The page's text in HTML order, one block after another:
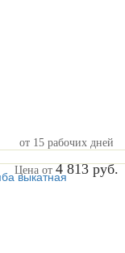
от 15 рабочих дней
Цена от 4 813 руб.